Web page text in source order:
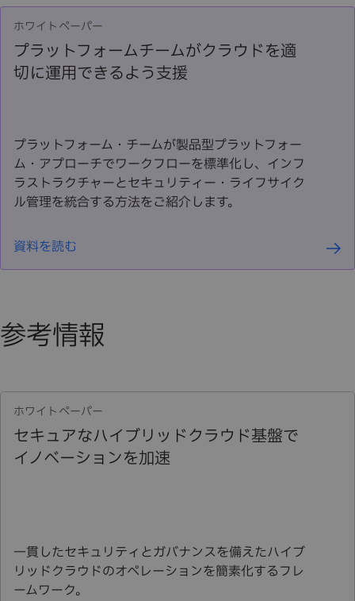
ホワイトペーパー
プラットフォームチームがクラウドを適
切に運用できるよう支援
プラットフォーム・チームが製品型プラットフォー
ム・アプローチでワークフローを標準化し、インフ
ラストラクチャーとセキュリティー・ライフサイク
ル管理を統合する方法をご紹介します。
資料を読む
参考情報
ホワイトペーパー
セキュアなハイブリッドクラウド基盤で
イノベーションを加速
一貫したセキュリティとガバナンスを備えたハイブ
リッドクラウドのオペレーションを簡素化するフレ
ームワーク。